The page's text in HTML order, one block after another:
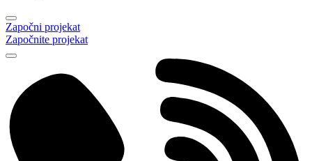
Započni projekat
Započnite projekat